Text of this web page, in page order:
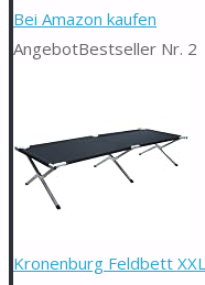
Bei Amazon kaufen
AngebotBestseller Nr. 2
Kronenburg Feldbett